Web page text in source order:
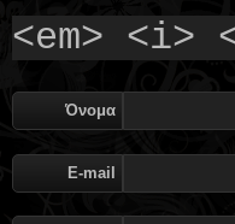
<em>
Όνομα
E-mail